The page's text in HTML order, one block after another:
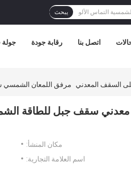
يبحث
رقابة جودة اتصل بنا
السقف المعدني مرفق اللمعان الشمسي
سقف جبل للطاقة
مكان المنشأ:
اسم العلامة التجارية: